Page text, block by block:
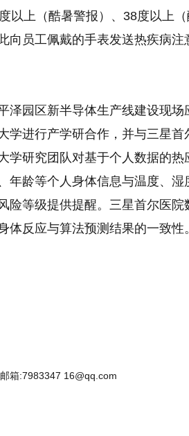
以上（酷暑警报）、38度以上
向员工佩戴的手表发送热疾病注
泽园区新半导体生产线建设现
学进行产学研合作，并与三星
学研究团队对基于个人数据的
年龄等个人身体信息与温度、
险等级提供提醒。三星首尔医
体反应与算法预测结果的一致性。
箱:7983347 16@qq.com